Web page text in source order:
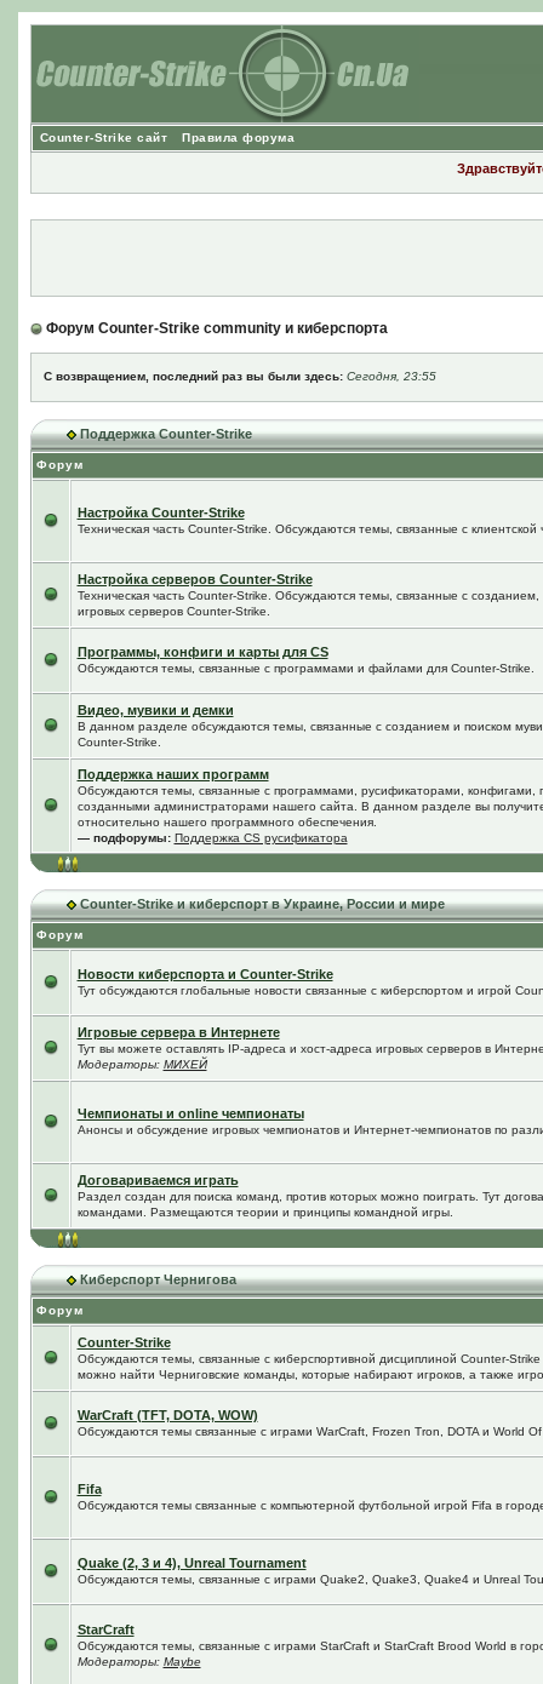
Counter-Strike сайт Правила форума
Форум Counter-Strike community и киберспорта
С возвращением, последний раз вы были здесь: Сегодня, 23:55
Поддержка Counter-Strike
Форум
Настройка Counter-Strike
Техническая часть Counter-Strike. Обсуждаются темы, связанные с клиентской
Настройка серверов Counter-Strike
Техническая часть Counter-Strike. Обсуждаются темы, связанные с
игровых серверов Counter-Strike.
Программы, конфиги и карты для CS
Обсуждаются темы, связанные с программами и файлами для Counter-Strike.
Видео, мувики и демки
В данном разделе обсуждаются темы, связанные с созданием и поиском
Counter-Strike.
Поддержка наших программ
Обсуждаются темы, связанные с программами, русификаторами, конфигами,
созданными администраторами нашего сайта. В данном разделе вы
относительно нашего программного обеспечения.
— подфорумы: Поддержка CS русификатора
Counter-Strike и киберспорт в Украине, России и мире
Форум
Новости киберспорта и Counter-Strike
Тут обсуждаются глобальные новости связанные с киберспортом и игрой
Игровые сервера в Интернете
Тут вы можете оставлять IP-адреса и хост-адреса игровых серверов в
Модераторы: МИХЕЙ
Чемпионаты и online чемпионаты
Анонсы и обсуждение игровых чемпионатов и Интернет-чемпионатов по
Договариваемся играть
Раздел создан для поиска команд, против которых можно поиграть. Тут
командами. Размещаются теории и принципы командной игры.
Киберспорт Чернигова
Форум
Counter-Strike
Обсуждаются темы, связанные с киберспортивной дисциплиной Counter-Strike
можно найти Черниговские команды, которые набирают игроков, а также
WarCraft (TFT, DOTA, WOW)
Обсуждаются темы связанные с играми WarCraft, Frozen Tron, DOTA и World
Fifa
Обсуждаются темы связанные с компьютерной футбольной игрой Fifa в
Quake (2, 3 и 4), Unreal Tournament
Обсуждаются темы, связанные с играми Quake2, Quake3, Quake4 и Unreal
StarCraft
Обсуждаются темы, связанные с играми StarCraft и StarCraft Brood World в
Модераторы: Maybe